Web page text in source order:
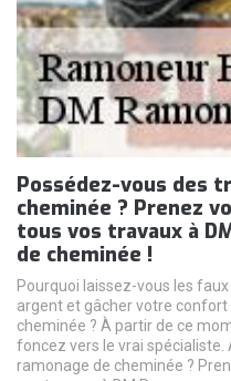
Possédez-vous des
cheminée ? Prenez
tous vos travaux à
de cheminée !
Pourquoi laissez-vous les
argent et gâcher votre
cheminée ? À partir de ce
foncez vers le vrai spécialiste.
ramonage de cheminée ?